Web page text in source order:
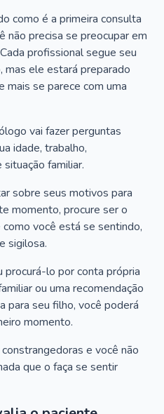
como é a primeira consulta
não precisa se preocupar em
profissional segue seu
ele estará preparado
mais se parece com uma
vai fazer perguntas
idade, trabalho,
familiar.
sobre seus motivos para
momento, procure ser o
você está se sentindo,
sigilosa.
lo por conta própria
ou uma recomendação
para seu filho, você poderá
momento.
e você não
que o faça se sentir